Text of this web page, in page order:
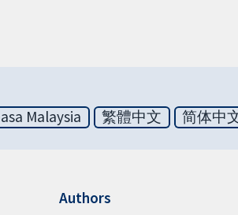
Malaysia 繁體中文 简体中
Authors